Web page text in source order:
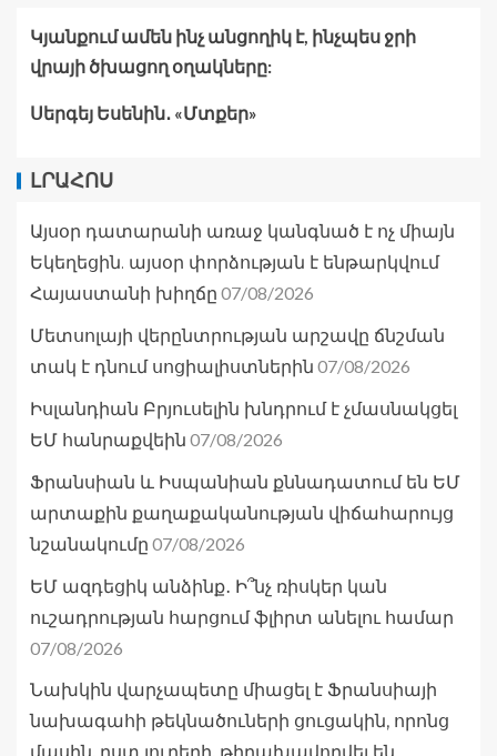
Կյանքում ամեն ինչ անցողիկ է, ինչպես ջրի
վրայի ծխացող օղակները:
Սերգեյ Եսենին․ «Մտքեր»
ԼՐԱՀՈՍ
Այսօր դատարանի առաջ կանգնած է ոչ միայն
Եկեղեցին. այսօր փորձության է ենթարկվում
Հայաստանի խիղճը 07/08/2026
Մետսոլայի վերընտրության արշավը ճնշման
տակ է դնում սոցիալիստներին 07/08/2026
Իսլանդիան Բրյուսելին խնդրում է չմասնակցել
ԵՄ հանրաքվեին 07/08/2026
Ֆրանսիան և Իսպանիան քննադատում են ԵՄ
արտաքին քաղաքականության վիճահարույց
նշանակումը 07/08/2026
ԵՄ ազդեցիկ անձինք․ Ի՞նչ ռիսկեր կան
ուշադրության հարցում ֆլիրտ անելու համար
07/08/2026
Նախկին վարչապետը միացել է Ֆրանսիայի
նախագահի թեկնածուների ցուցակին, որոնց